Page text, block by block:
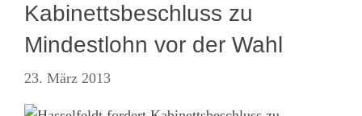
Kabinettsbeschluss zu
Mindestlohn vor der Wahl
23. März 2013